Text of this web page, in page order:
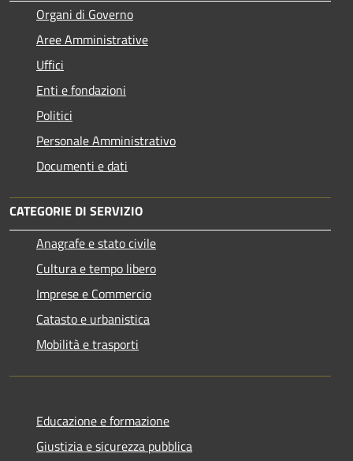
Organi di Governo
Aree Amministrative
Uffici
Enti e fondazioni
Politici
Personale Amministrativo
Documenti e dati
CATEGORIE DI SERVIZIO
Anagrafe e stato civile
Cultura e tempo libero
Imprese e Commercio
Catasto e urbanistica
Mobilità e trasporti
Educazione e formazione
Giustizia e sicurezza pubblica